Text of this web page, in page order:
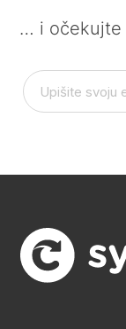
… i očekujte